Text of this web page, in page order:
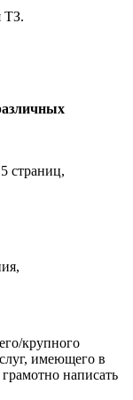
ТЗ.
страниц,
крупного
имеющего в
написать